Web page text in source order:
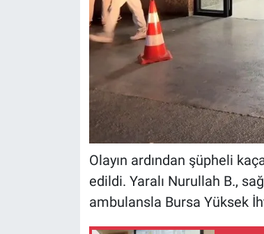
Olayın ardından şüpheli
edildi. Yaralı Nurullah B.,
ambulansla Bursa Yüksek